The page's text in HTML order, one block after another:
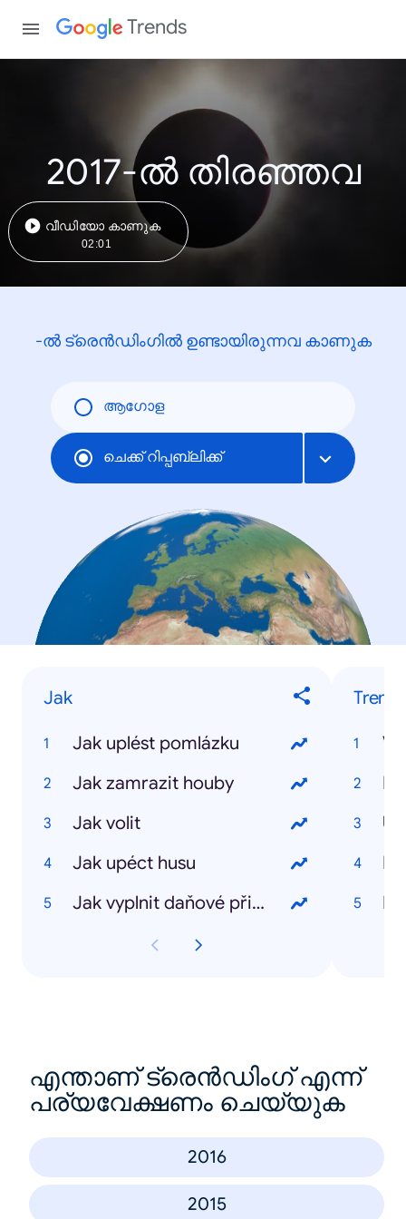
Trends
2017-ൽ തിരഞ്ഞവ
വീഡിയോ കാണുക
02:01
-ൽ ട്രെൻഡിംഗിൽ ഉണ്ടായിരുന്നവ കാണുക
ആഗോള
ചെക്ക് റിപ്പബ്ലിക്ക്
Jak
Jak uplést pomlázku
Jak zamrazit houby
Jak volit
Jak upéct husu
Jak vyplnit daňové přiznání
എന്താണ് ട്രെൻഡിംഗ് എന്ന്
പര്യവേക്ഷണം ചെയ്യുക
2016
2015